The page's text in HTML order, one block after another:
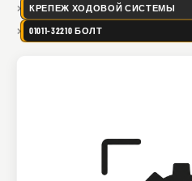
КРЕПЕЖ ХОДОВОЙ СИСТЕМЫ
01011-32210 БОЛТ